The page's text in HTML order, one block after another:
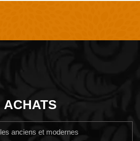
ACHATS
anciens et modernes